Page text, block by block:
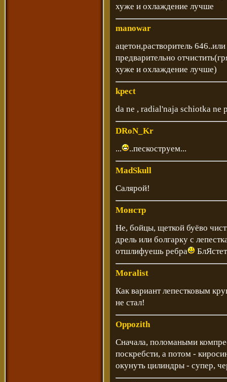
хуже и охлаждение лучше
manowar
ацетон,растворитель
предварительно
хуже и охлаждение лучше)
kpect
da ne , radial'naja schiotka ne
DRoN_Kr
...
..пескоструем...
MadSkull
Салярой!
Монстр
Не, бойцы, щеткой буёво
дрель или болгарку с
отшлифуешь ребра
Moralist
Как вариант лепестковым
не стал!
Oppozith
Сначала, поломаными
поскребсти, а потом -
окунуть цилиндры - супер,